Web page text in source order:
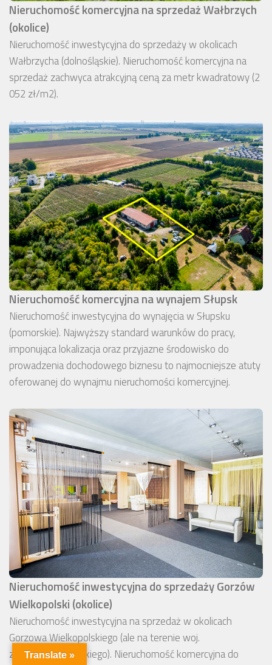
Nieruchomość komercyjna na sprzedaż Wałbrzych
(okolice)
Nieruchomość inwestycyjna do sprzedaży w okolicach
Wałbrzycha (dolnośląskie). Nieruchomość komercyjna na
sprzedaż zachwyca atrakcyjną ceną za metr kwadratowy (2
052 zł/m2).
Nieruchomość komercyjna na wynajem Słupsk
Nieruchomość inwestycyjna do wynajęcia w Słupsku
(pomorskie). Najwyższy standard warunków do pracy,
imponująca lokalizacja oraz przyjazne środowisko do
prowadzenia dochodowego biznesu to najmocniejsze atuty
oferowanej do wynajmu nieruchomości komercyjnej.
Nieruchomość inwestycyjna do sprzedaży Gorzów
Wielkopolski (okolice)
Nieruchomość inwestycyjna na sprzedaż w okolicach
Gorzowa Wielkopolskiego (ale na terenie woj.
zachodniopomorskiego). Nieruchomość komercyjna do
Translate »